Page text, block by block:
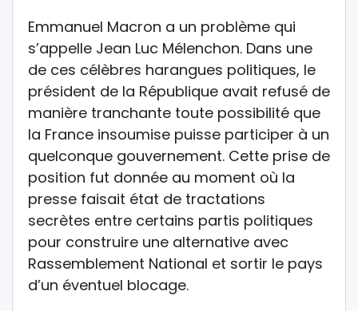
Emmanuel Macron a un problème qui
s’appelle Jean Luc Mélenchon. Dans une
de ces célèbres harangues politiques, le
président de la République avait refusé de
manière tranchante toute possibilité que
la France insoumise puisse participer à un
quelconque gouvernement. Cette prise de
position fut donnée au moment où la
presse faisait état de tractations
secrètes entre certains partis politiques
pour construire une alternative avec
Rassemblement National et sortir le pays
d’un éventuel blocage.